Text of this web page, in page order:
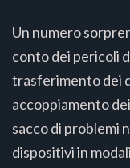
Un numero
conto dei pericoli
trasferimento dei
accoppiamento
sacco di problemi
dispositivi in